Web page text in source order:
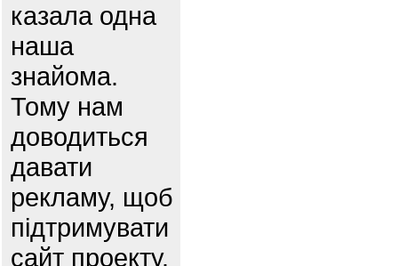
казала одна
наша
знайома.
Тому нам
доводиться
давати
рекламу, щоб
підтримувати
сайт проекту.